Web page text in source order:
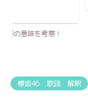
詞の意味を考察！
櫻坂46 歌詞 解釈